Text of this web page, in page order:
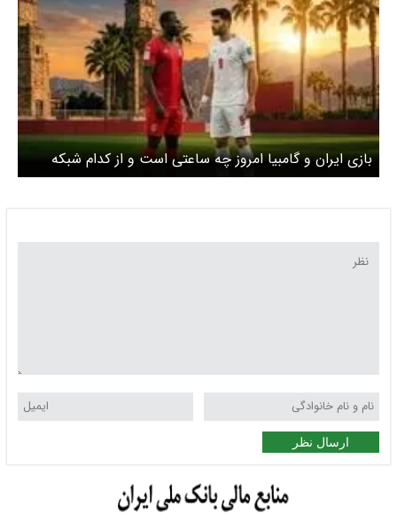
بازی ایران و گامبیا امروز چه ساعتی است و از کدام شبکه
پخش زنده می‌شود؟
ارسال نظر